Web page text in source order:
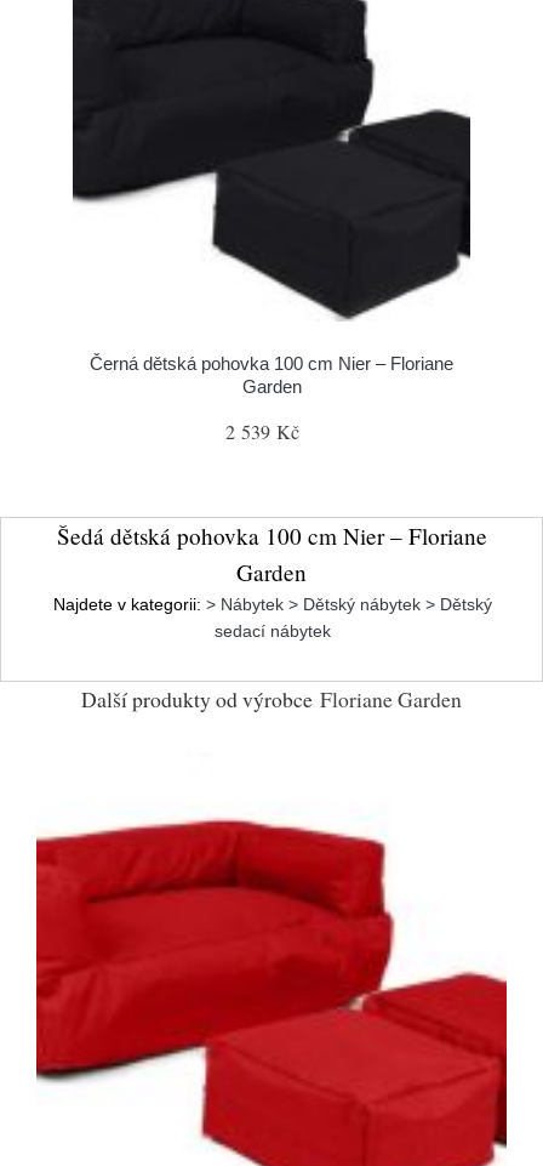
Černá dětská pohovka 100 cm Nier – Floriane
Garden
2 539 Kč
Šedá dětská pohovka 100 cm Nier – Floriane
Garden
Najdete v kategorii: > Nábytek > Dětský nábytek > Dětský
sedací nábytek
Další produkty od výrobce Floriane Garden